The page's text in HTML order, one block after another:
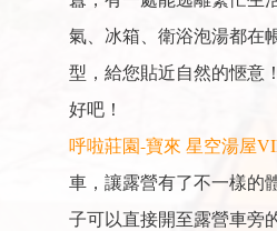
氣、冰箱、衛浴泡湯都在
型，給您貼近自然的愜意
好吧！
呼啦莊園-寶來 星空湯屋
車，讓露營有了不一樣的
子可以直接開至露營車旁